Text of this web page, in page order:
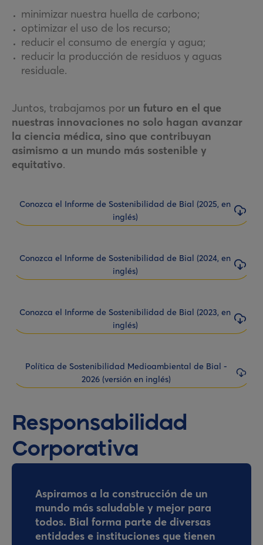
minimizar nuestra huella de carbono;
optimizar el uso de los recurso;
reducir el consumo de energía y agua;
reducir la producción de residuos y aguas
residuale.
Juntos, trabajamos por un futuro en el que
nuestras innovaciones no solo hagan avanzar
la ciencia médica, sino que contribuyan
asimismo a un mundo más sostenible y
equitativo.
Conozca el Informe de Sostenibilidad de Bial (2025, en
inglés)
Conozca el Informe de Sostenibilidad de Bial (2024, en
inglés)
Conozca el Informe de Sostenibilidad de Bial (2023, en
inglés)
Política de Sostenibilidad Medioambiental de Bial -
2026 (versión en inglés)
Responsabilidad
Corporativa
Aspiramos a la construcción de un
mundo más saludable y mejor para
todos. Bial forma parte de diversas
entidades e instituciones que tienen